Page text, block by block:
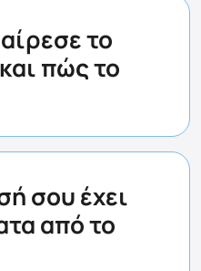
το
πώς το
σου έχει
από το